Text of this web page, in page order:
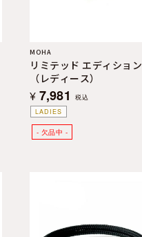
LADIES
MOHA
リミテッド エディション
（レディース）
¥ 7,981
税込